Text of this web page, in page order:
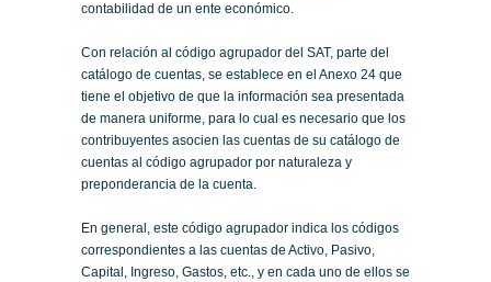
contabilidad de un ente económico.
Con relación al código agrupador del SAT, parte del
catálogo de cuentas, se establece en el Anexo 24 que
tiene el objetivo de que la información sea presentada
de manera uniforme, para lo cual es necesario que los
contribuyentes asocien las cuentas de su catálogo de
cuentas al código agrupador por naturaleza y
preponderancia de la cuenta.
En general, este código agrupador indica los códigos
correspondientes a las cuentas de Activo, Pasivo,
Capital, Ingreso, Gastos, etc., y en cada uno de ellos se